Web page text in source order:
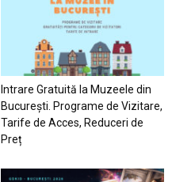
Intrare Gratuită la Muzeele din
București. Programe de Vizitare,
Tarife de Acces, Reduceri de
Preț